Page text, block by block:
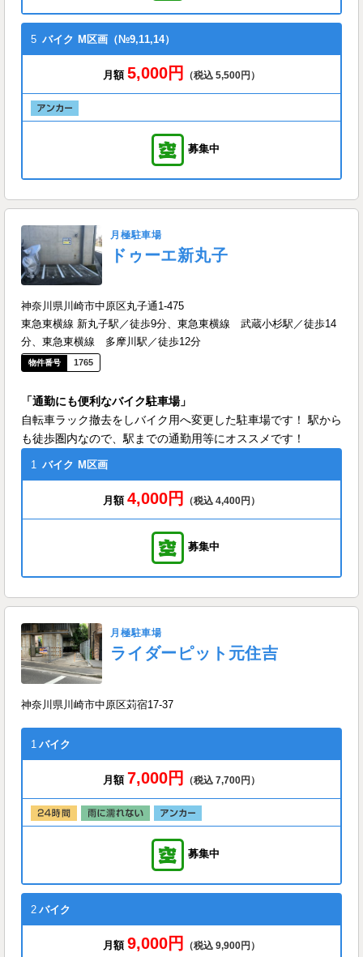
5 バイク M区画（№9,11,14）
月額 5,000円 （税込 5,500円）
募集中
月極駐車場
ドゥーエ新丸子
神奈川県川崎市中原区丸子通1-475
東急東横線 新丸子駅／徒歩9分、東急東横線 武蔵小杉駅／徒歩14
分、東急東横線 多摩川駅／徒歩12分
1765
「通勤にも便利なバイク駐車場」
自転車ラック撤去をしバイク用へ変更した駐車場です！ 駅から
も徒歩圏内なので、駅までの通勤用等にオススメです！
1 バイク M区画
月額 4,000円 （税込 4,400円）
募集中
月極駐車場
ライダーピット元住吉
神奈川県川崎市中原区苅宿17-37
1 バイク
月額 7,000円 （税込 7,700円）
募集中
2 バイク
月額 9,000円 （税込 9,900円）